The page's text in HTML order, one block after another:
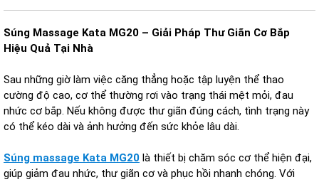
Súng Massage Kata MG20 – Giải Pháp Thư Giãn Cơ Bắp
Hiệu Quả Tại Nhà
Sau những giờ làm việc căng thẳng hoặc tập luyện thể thao
cường độ cao, cơ thể thường rơi vào trạng thái mệt mỏi, đau
nhức cơ bắp. Nếu không được thư giãn đúng cách, tình trạng này
có thể kéo dài và ảnh hưởng đến sức khỏe lâu dài.
Súng massage Kata MG20 là thiết bị chăm sóc cơ thể hiện đại,
giúp giảm đau nhức, thư giãn cơ và phục hồi nhanh chóng. Với